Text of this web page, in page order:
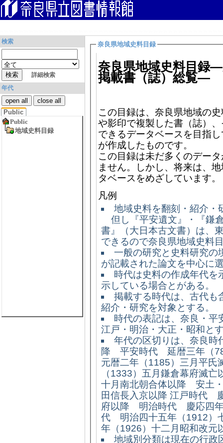
検索
詳細検索
年代
open all
close all
Public
奈良県地域史料目録
奈良県地域史料目録
掲載書（誌）総覧―
この目録は、奈良県地域の
や影印で複製した書（誌）
できるデータベースを目指
が作成したものです。
この目録は未だ多くのデー
ません。しかし、将来は、
タベースをめざしています。
凡例
地域史料を翻刻・紹介・
但し『平安遺文』・『鎌
書』（大日本古文書）は、
できるので奈良県地域史料
一般の研究と史料研究の
が記載された論文を中心に
時代は史料の作成年代を
示している場合とがある。
掲載する時代は、古代も
紹介・研究を対象とする。
時代の表記は、奈良・平
江戸・明治・大正・昭和と
年代の区切りは、奈良
降 平安時代 延暦三年（
元暦二年（1185）三月平
（1333）五月鎌倉幕府滅
十月南北朝合体以降 安土
田信長入京以降 江戸時代
府以降 明治時代 慶応四
代 明治四十五年（1912）
年（1926）十二月昭和改元
地域別分類は現在の行政